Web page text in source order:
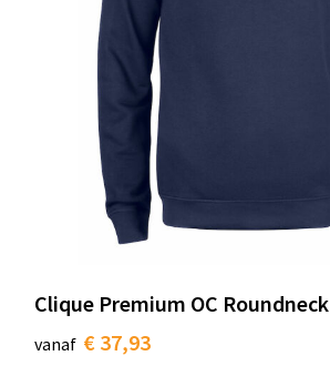
Clique Premium OC Roundneck
vanaf € 37,93